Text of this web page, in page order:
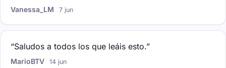
Vanessa_LM 7 jun
“Saludos a todos los que leáis esto.”
MarioBTV 14 jun